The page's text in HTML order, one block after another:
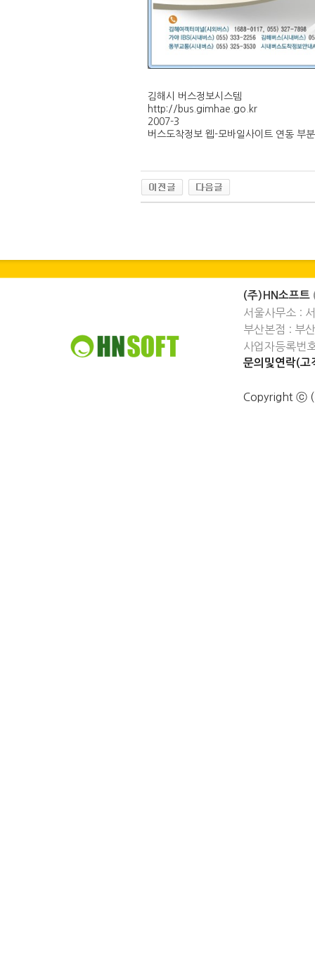
김해시 버스정보시스템
http://bus.gimhae.go.kr
2007-3
버스도착정보 웹-모바일사이트 연동 부
(주)HN소프트
서울사무소 :
부산본점 : 부
사업자등록
문의및연락(
Copyright ⓒ (